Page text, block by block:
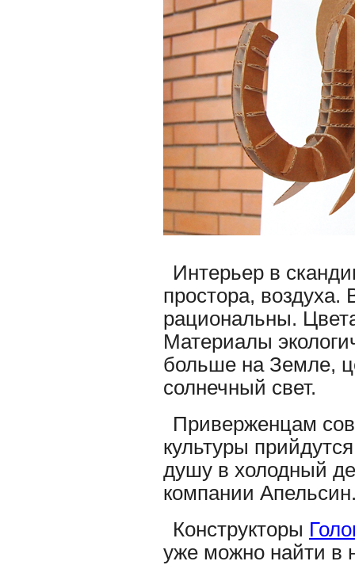
Интерьер в
простора,
рациональны.
Материалы
больше на Земле,
солнечный свет.
Приверженцам
культуры
душу в холодный
компании
Конструкторы
уже можно найти в